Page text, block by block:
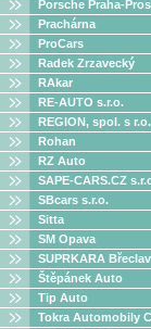
Porsche Praha-
Prachárna
ProCars
Radek Zrzavecký
RAkar
RE-AUTO s.r.o.
REGION, spol. s r.o.
Rohan
RZ Auto
SAPE-CARS.CZ
SBcars s.r.o.
Sitta
SM Opava
SUPRKARA Břeclav
Štěpánek Auto
Tip Auto
Tokra Automobily